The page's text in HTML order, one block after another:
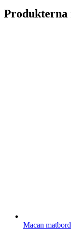
Produkterna
Macan